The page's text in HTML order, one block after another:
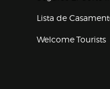
Lista de
Welcome Tourists